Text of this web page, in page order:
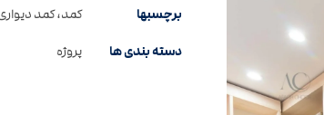
برچسبها کمد، کمد
دسته بندی ها پروژه